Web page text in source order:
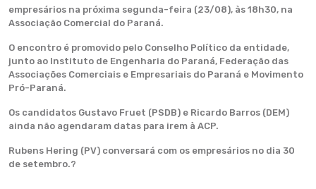
empresários na próxima segunda-feira (23/08), às 18h30, na
Associação Comercial do Paraná.
O encontro é promovido pelo Conselho Político da entidade,
junto ao Instituto de Engenharia do Paraná, Federação das
Associações Comerciais e Empresariais do Paraná e Movimento
Pró-Paraná.
Os candidatos Gustavo Fruet (PSDB) e Ricardo Barros (DEM)
ainda não agendaram datas para irem à ACP.
Rubens Hering (PV) conversará com os empresários no dia 30
de setembro.?